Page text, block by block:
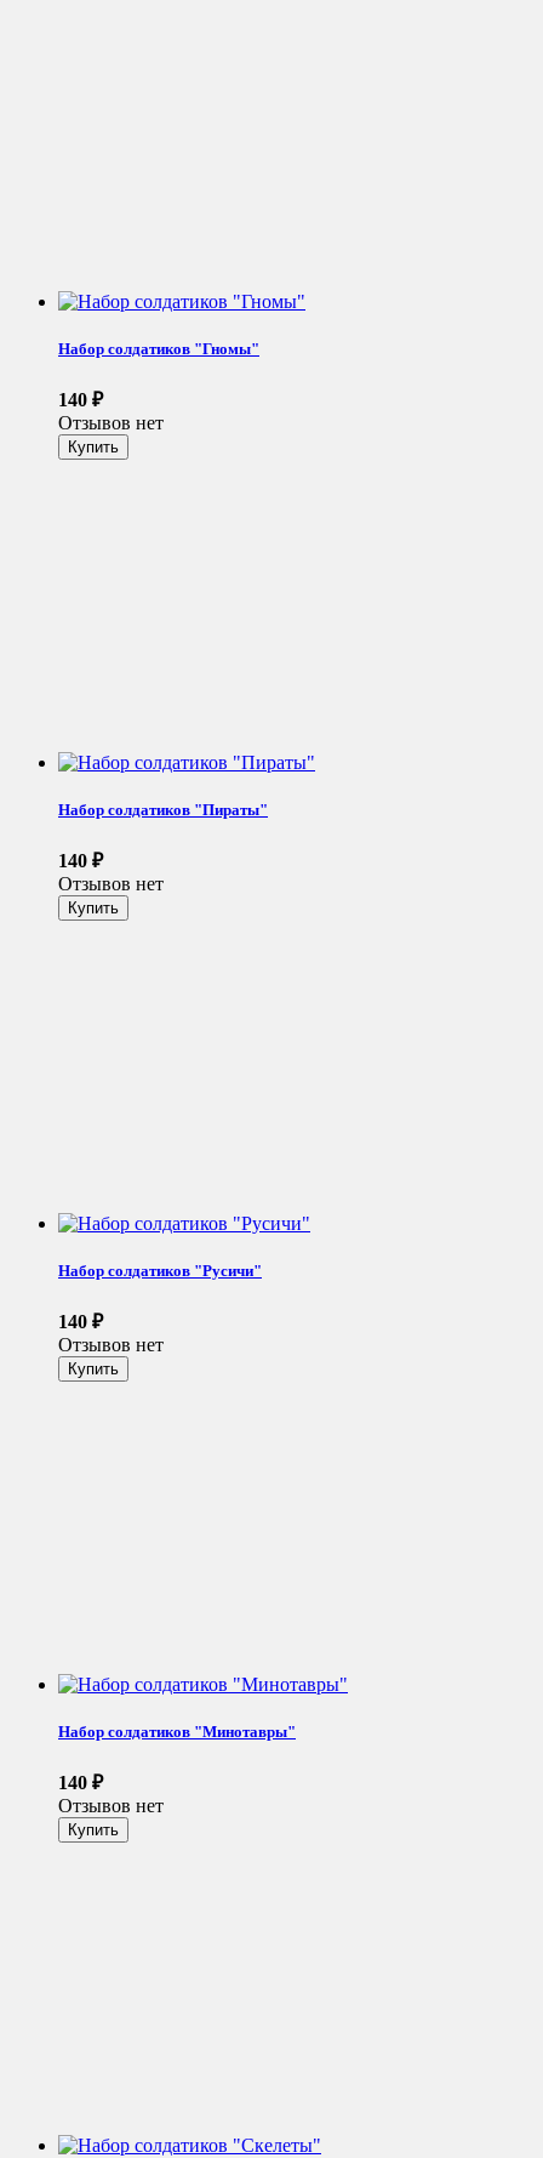
Набор солдатиков "Гномы"
140 ₽
Отзывов нет
Набор солдатиков "Пираты"
140 ₽
Отзывов нет
Набор солдатиков "Русичи"
140 ₽
Отзывов нет
Набор солдатиков "Минотавры"
140 ₽
Отзывов нет